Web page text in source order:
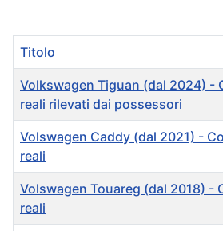
Titolo
Volkswagen Tiguan (dal 2024) -
reali rilevati dai possessori
Volswagen Caddy (dal 2021) -
reali
Volswagen Touareg (dal 2018) -
reali